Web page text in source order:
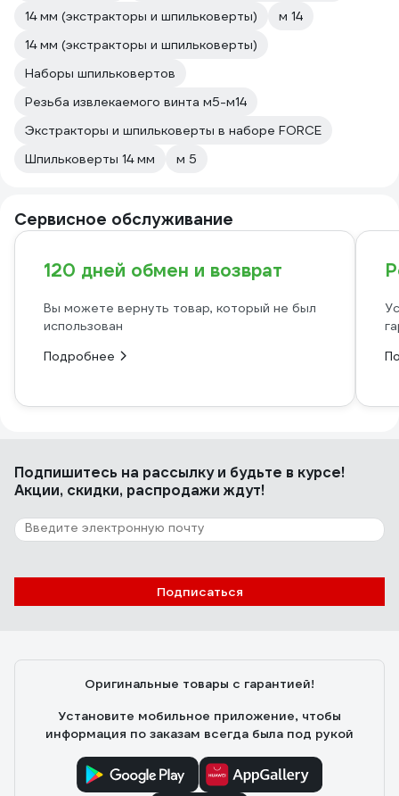
14 мм (экстракторы и шпильковерты)
м 14
14 мм (экстракторы и шпильковерты)
Наборы шпильковертов
Резьба извлекаемого винта м5-м14
Экстракторы и шпильковерты в наборе FORCE
Шпильковерты 14 мм
м 5
Сервисное обслуживание
120 дней обмен и возврат
Вы можете вернуть товар, который не был
использован
Подробнее
Подпишитесь на рассылкуи будьте в курсе!
Акции, скидки, распродажи ждут!
Подписаться
Оригинальные товары с гарантией!
Установите мобильное приложение, чтобы
информация по заказам всегда была под рукой